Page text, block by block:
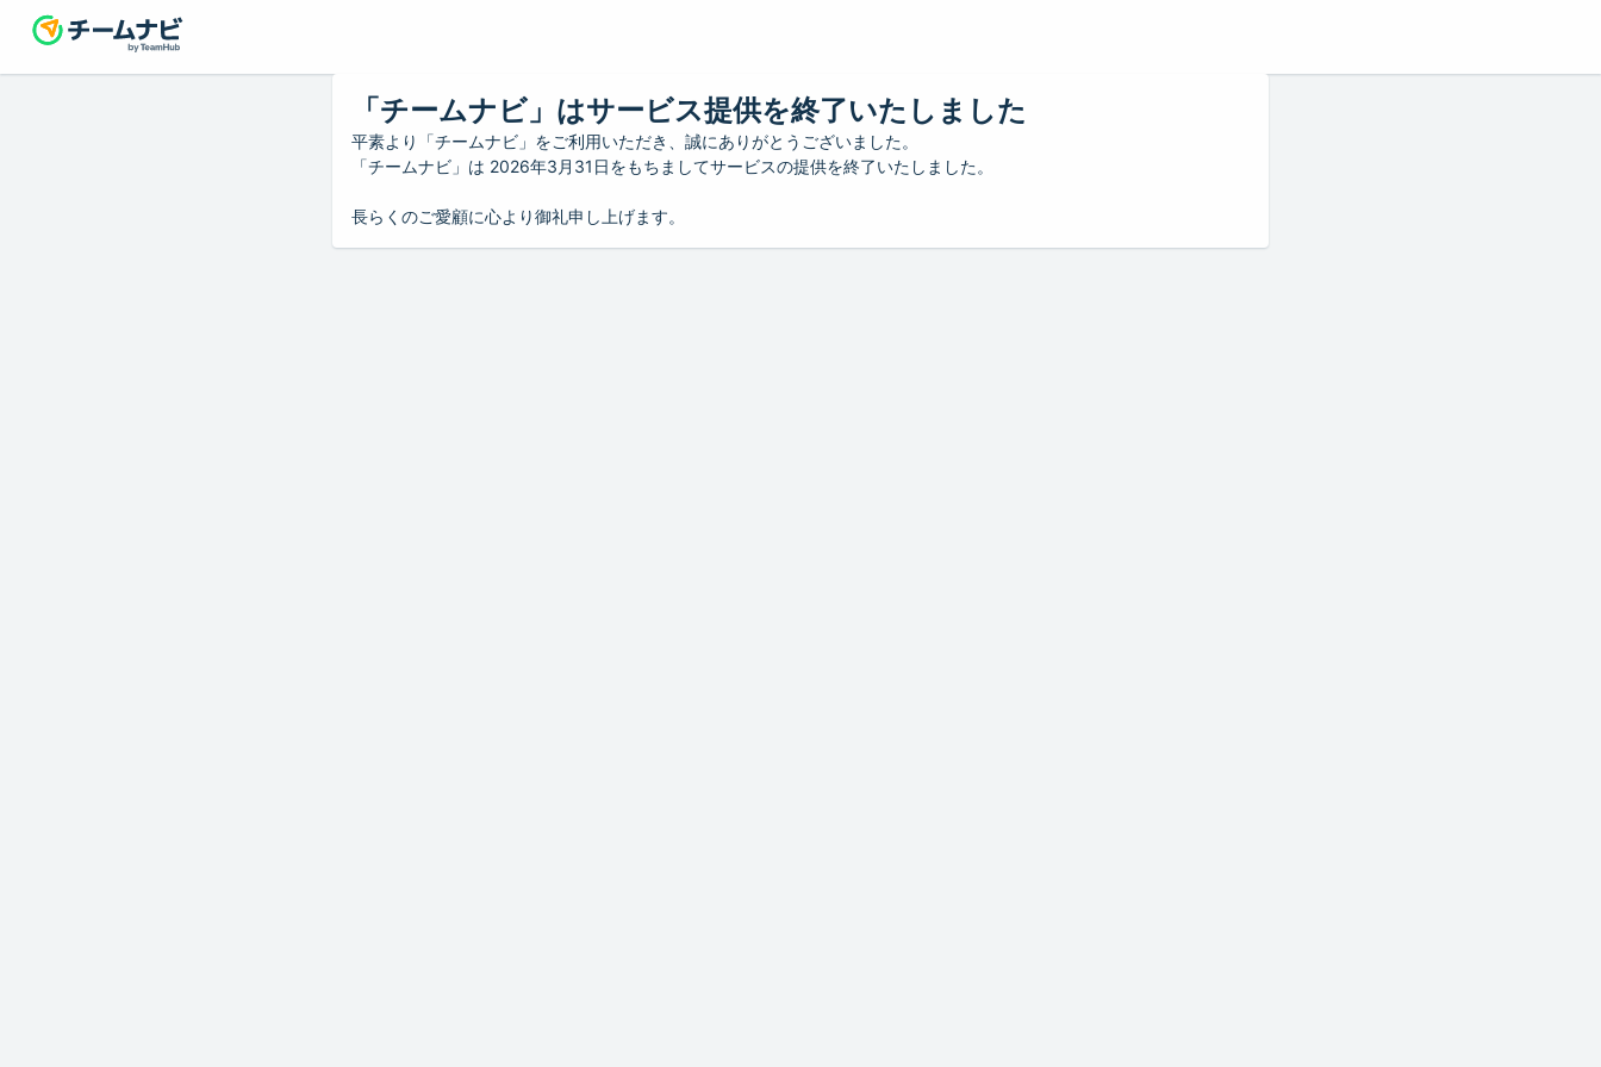
「チームナビ」はサービス提供を終了いたしました
平素より「チームナビ」をご利用いただき、誠にありがとうございました。
「チームナビ」は 2026年3月31日をもちましてサービスの提供を終了いたしました。
長らくのご愛顧に心より御礼申し上げます。